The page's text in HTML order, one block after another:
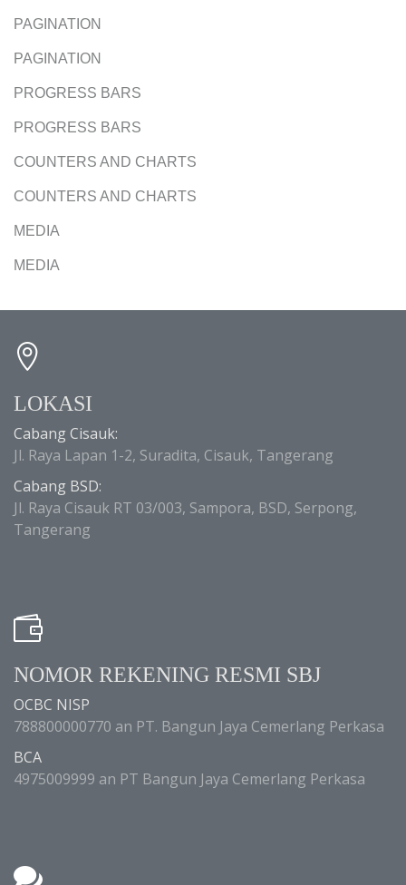
PAGINATION
PAGINATION
PROGRESS BARS
PROGRESS BARS
COUNTERS AND CHARTS
COUNTERS AND CHARTS
MEDIA
MEDIA
LOKASI
Cabang Cisauk:
Jl. Raya Lapan 1-2, Suradita, Cisauk, Tangerang
Cabang BSD:
Jl. Raya Cisauk RT 03/003, Sampora, BSD, Serpong,
Tangerang
NOMOR REKENING RESMI SBJ
OCBC NISP
788800000770 an PT. Bangun Jaya Cemerlang Perkasa
BCA
4975009999 an PT Bangun Jaya Cemerlang Perkasa